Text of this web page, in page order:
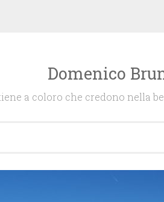
Domenico
a coloro che credono nella